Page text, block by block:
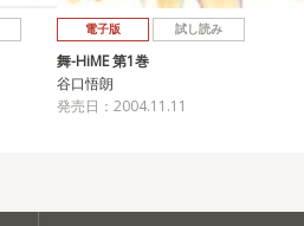
電子版 試し読み
舞-HiME 第1巻
谷口悟朗
発売日：2004.11.11